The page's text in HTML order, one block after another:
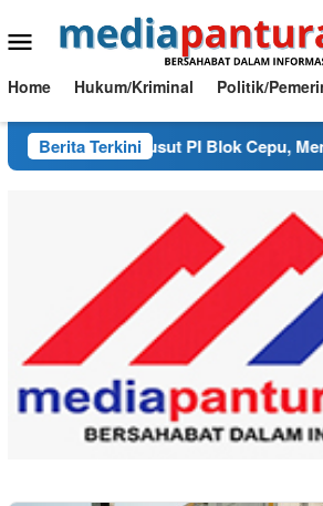
ke
Menu
Mobile
Home Hukum/Kriminal Politik/
Berita Terkini
Benang Kusut PI Blok Cepu,